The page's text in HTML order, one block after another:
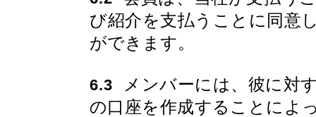
び紹介を支払うことに同意
ができます。
6.3 メンバーには、彼に対
の口座を作成することによ